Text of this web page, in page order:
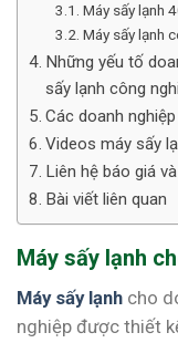
Máy sấy lạnh
Máy sấy lạnh
Những yếu tố
sấy lạnh công
Các doanh
Videos máy sấy
Liên hệ báo giá
Bài viết liên quan
Máy sấy lạnh
Máy sấy lạnh cho
nghiệp được thiết